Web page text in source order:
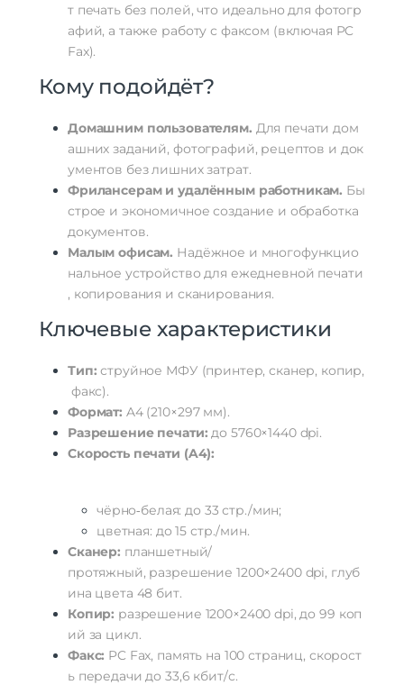
тпечатьбез полей, что идеально для фотогр
афий, а также работу с факсом (включая PC
Fax).
Комуподойдёт?
Домашнимпользователям. Для печати дом
ашних заданий, фотографий, рецептов и док
ументов безлишнихзатрат.
Фрилансерами удалённымработникам. Бы
строе и экономичное создание и обработка
документов.
Малым офисам. Надёжное и многофункцио
нальное устройство для ежедневной печати
, копирования и сканирования.
Ключевые характеристики
Тип: струйное МФУ (принтер, сканер, копир,
факс).
Формат: A4(210×297мм).
Разрешениепечати: до 5760×1440dpi.
Скоростьпечати (A4):
чёрно‑белая: до 33 стр./мин;
цветная: до 15 стр./мин.
Сканер: планшетный/
протяжный, разрешение 1200×2400dpi, глуб
ина цвета 48 бит.
Копир: разрешение 1200×2400 dpi, до 99 коп
ий за цикл.
Факс: PC Fax, память на 100 страниц, скорост
ьпередачи до 33,6 кбит/с.